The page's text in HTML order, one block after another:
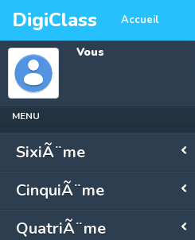
DigiClass Accueil
Vous
MENU
SixiÃ¨me
CinquiÃ¨me
QuatriÃ¨me